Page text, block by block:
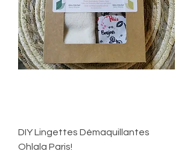
DIY Lingettes Démaquillantes
Ohlala Paris!